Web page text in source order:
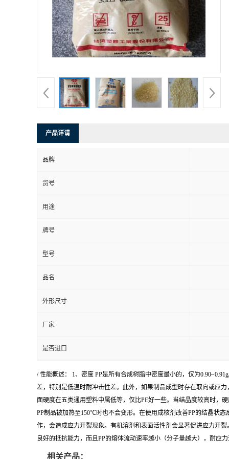
产品详请
品牌
货号
用途
牌号
型号
品名
外形尺寸
厂家
是否进口
/ 性能概述： 1、密度 PP是所有合成树脂中密度最小的，仅为
差，特别是低温时耐冲击性差。此外，如果制品成型时存在取向或应
面硬度在五类通用塑料中属低等，仅比PE好一些。当结晶度较高时，
PP制品被加热至150℃时也不会变形。在使用成核剂改善PP的结晶状
作，会造成应力开裂现象。有机溶剂和表面活性剂会显著促进应力开
良好的抵抗能力，而且PP的熔体流动速率越小（分子量越大），耐应
相关产品：